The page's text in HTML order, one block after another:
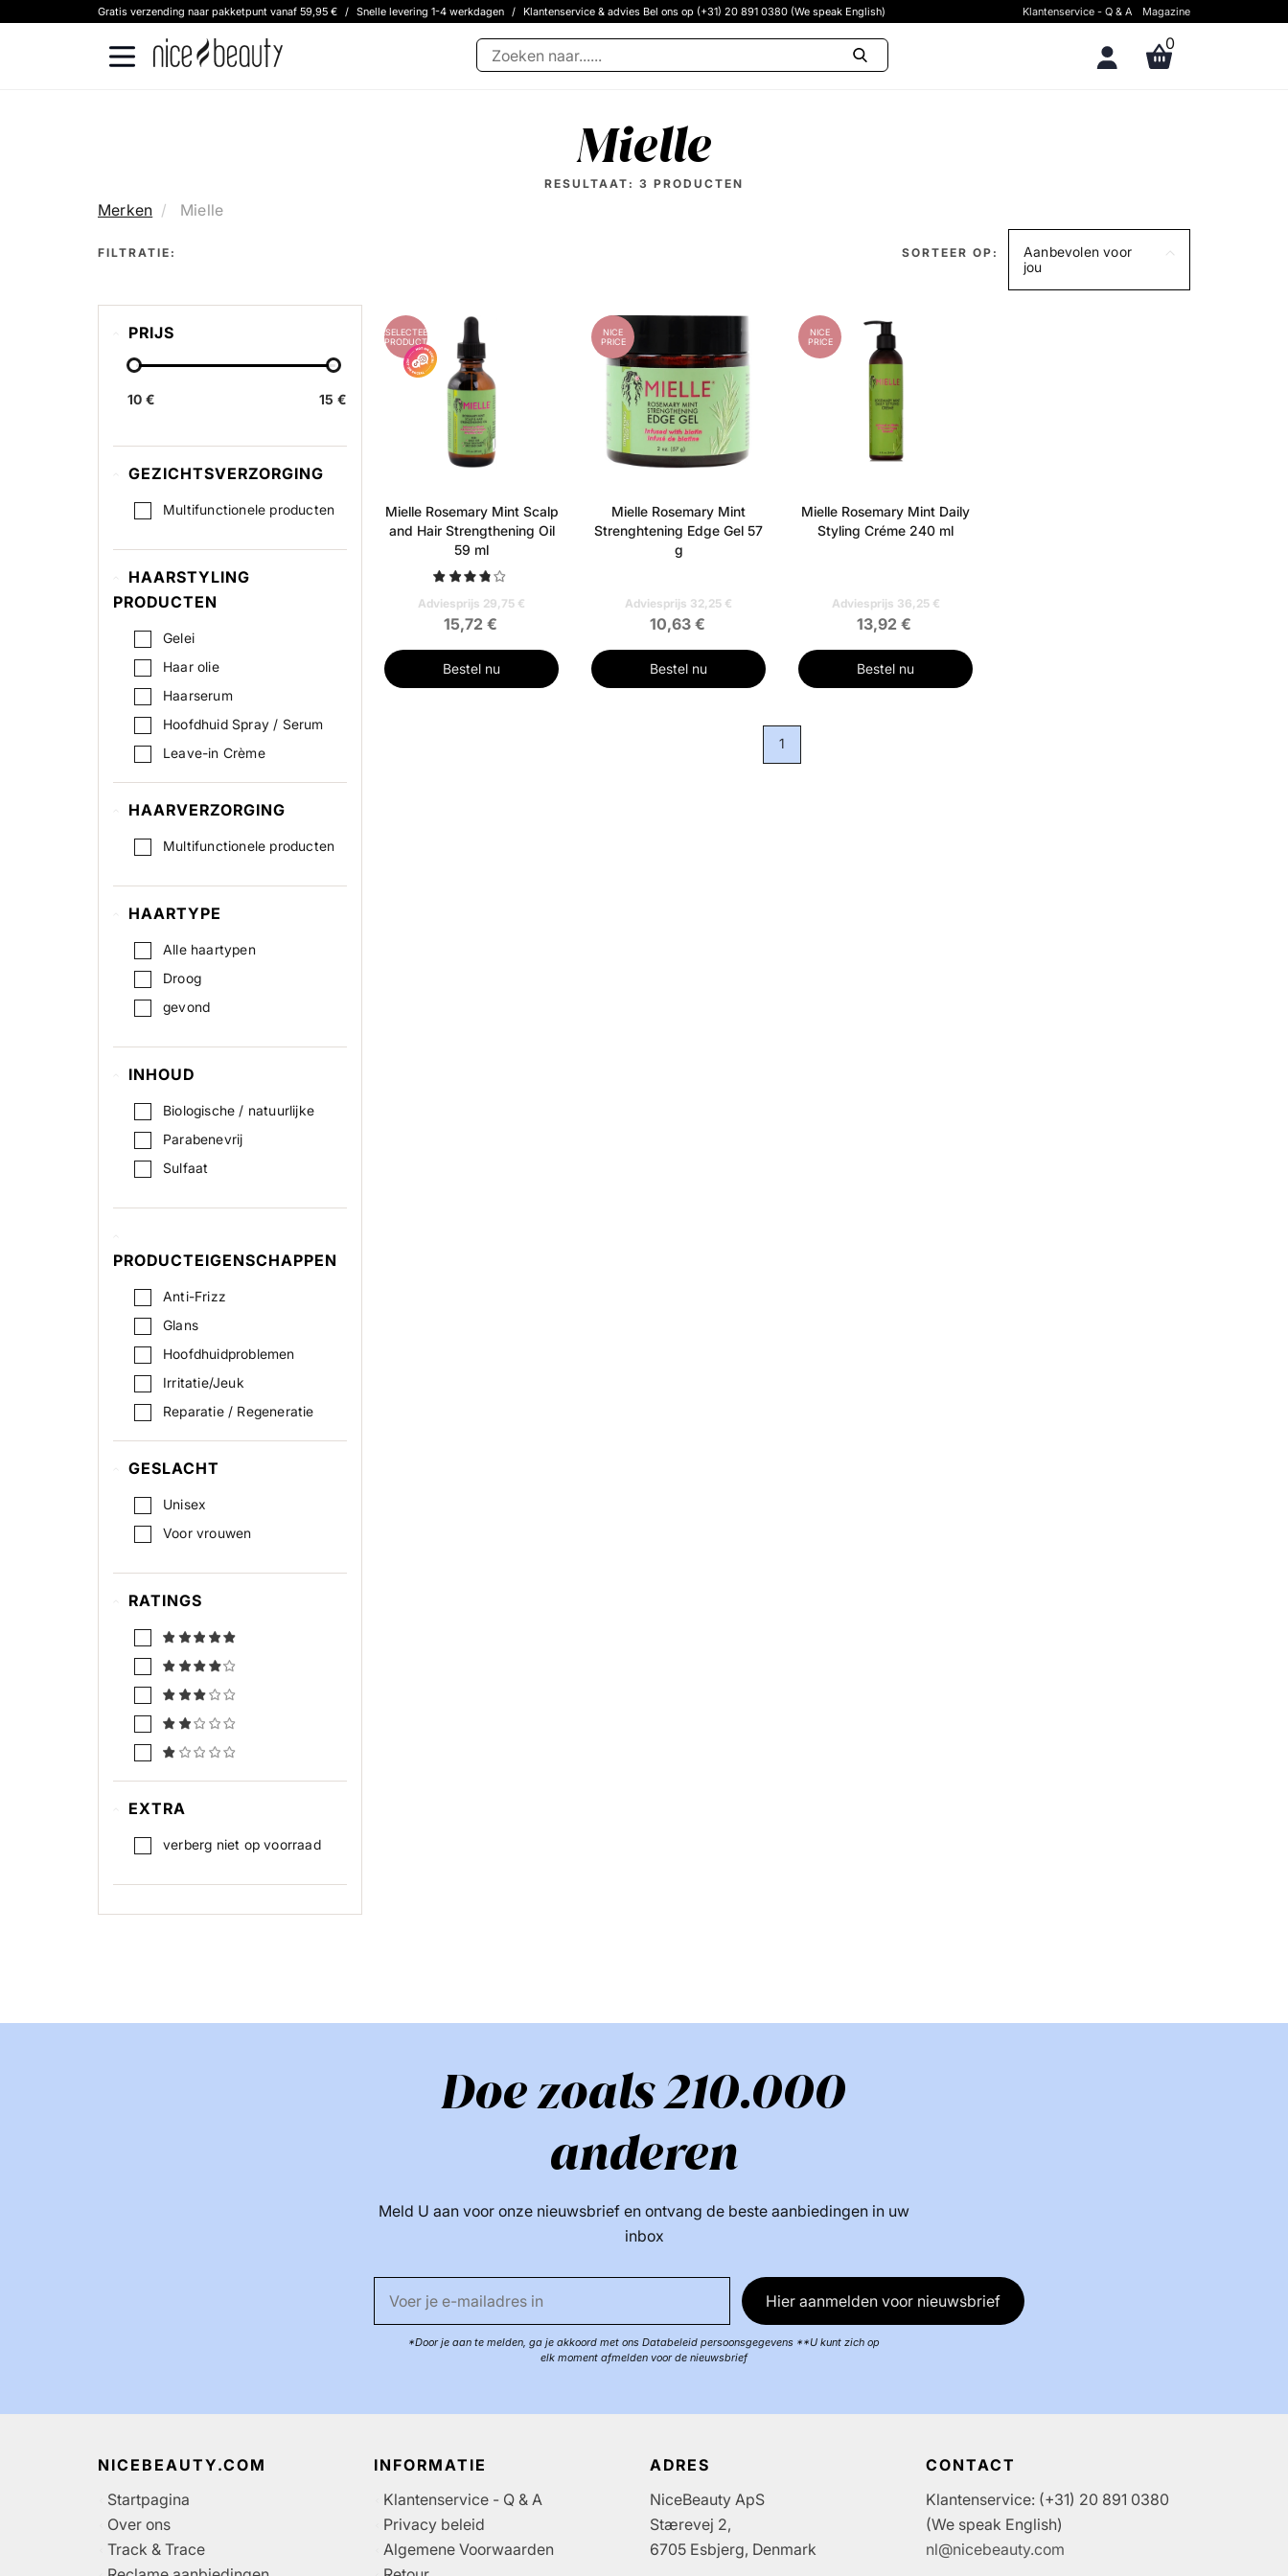
Gratis verzending naar pakketpunt vanaf 59,95 € / Snelle levering 1-4 werkdagen / Klantenservice & advies Bel ons op (+31) 20 891 0380 (We speak English) Klantenservice - Q & A Magazine
0
Mielle
RESULTAAT: 3 PRODUCTEN
Merken Mielle
FILTRATIE:
Aanbevolen voor
jou
SORTEER OP:
PRIJS
10 € 15 €
GEZICHTSVERZORGING
Multifunctionele producten
HAARSTYLING
PRODUCTEN
Gelei
Haar olie
Haarserum
Hoofdhuid Spray / Serum
Leave-in Crème
HAARVERZORGING
Multifunctionele producten
HAARTYPE
Alle haartypen
Droog
gevond
INHOUD
Biologische / natuurlijke
Parabenevrij
Sulfaat
PRODUCTEIGENSCHAPPEN
Anti-Frizz
Glans
Hoofdhuidproblemen
Irritatie/Jeuk
Reparatie / Regeneratie
Vocht / Zachtheid
GESLACHT
Unisex
Voor vrouwen
RATINGS
EXTRA
verberg niet op voorraad
GESELECTEERD
PRODUCT
Mielle Rosemary Mint Scalp
and Hair Strengthening Oil
59 ml
Adviesprijs 29,75 €
15,72 €
Bestel nu
NICE
PRICE
Mielle Rosemary Mint
Strenghtening Edge Gel 57
g
Adviesprijs 32,25 €
10,63 €
Bestel nu
NICE
PRICE
Mielle Rosemary Mint Daily
Styling Créme 240 ml
Adviesprijs 36,25 €
13,92 €
Bestel nu
1
Doe zoals 210.000
anderen
Meld U aan voor onze nieuwsbrief en ontvang de beste aanbiedingen in uw
inbox
Hier aanmelden voor nieuwsbrief
*Door je aan te melden, ga je akkoord met ons Databeleid persoonsgegevens **U kunt zich op
elk moment afmelden voor de nieuwsbrief
NICEBEAUTY.COM
Startpagina
Over ons
Track & Trace
INFORMATIE
Klantenservice - Q & A
Privacy beleid
Algemene Voorwaarden
ADRES
NiceBeauty ApS
Stærevej 2,
6705 Esbjerg, Denmark
CONTACT
Klantenservice: (+31) 20 891 0380
(We speak English)
nl@nicebeauty.com